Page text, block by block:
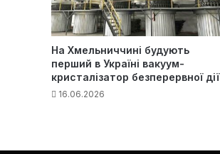
На Хмельниччині будують
перший в Україні вакуум-
кристалізатор безперервної дії
16.06.2026